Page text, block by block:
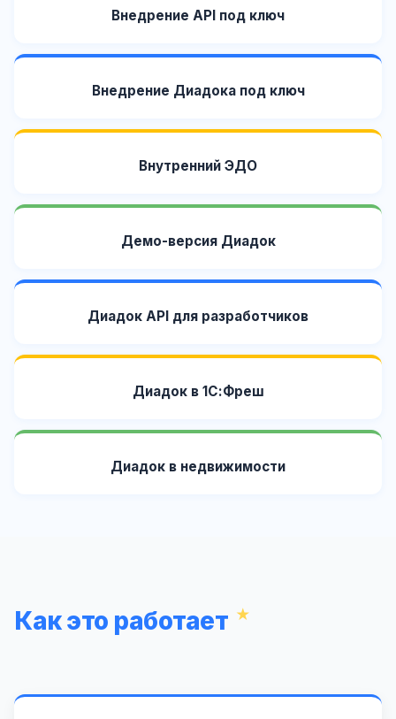
Внедрение API под ключ
Внедрение Диадока под ключ
Внутренний ЭДО
Демо-версия Диадок
Диадок API для разработчиков
Диадок в 1С:Фреш
Диадок в недвижимости
Как это работает